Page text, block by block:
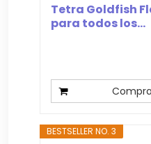
Tetra Goldfish
para todos los...
BESTSELLER NO. 3